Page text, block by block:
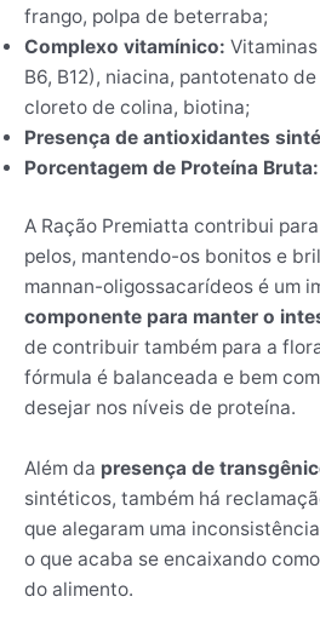
frango, polpa de beterraba;
Complexo vitamínico: Vitaminas
B6, B12), niacina, pantotenato
cloreto de colina, biotina;
Presença de antioxidantes
Porcentagem de Proteína Bruta:
A Ração Premiatta contribui
pelos, mantendo-os bonitos e
mannan-oligossacarídeos é um
componente para manter o
de contribuir também para a
fórmula é balanceada e bem
desejar nos níveis de proteína.
Além da presença de
sintéticos, também há
que alegaram uma
o que acaba se encaixando
do alimento.